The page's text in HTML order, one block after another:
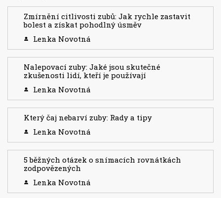
Zmírnění citlivosti zubů: Jak rychle zastavit
bolest a získat pohodlný úsměv
Lenka Novotná
Nalepovací zuby: Jaké jsou skutečné
zkušenosti lidí, kteří je používají
Lenka Novotná
Který čaj nebarví zuby: Rady a tipy
Lenka Novotná
5 běžných otázek o snímacích rovnátkách
zodpovězených
Lenka Novotná